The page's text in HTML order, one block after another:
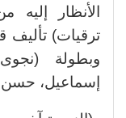
الأنظار
ترقيات) تأليف
وبطولة
إسماعيل،